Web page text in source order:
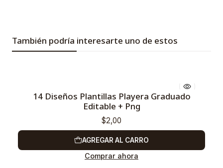
También podría interesarte uno de estos
14 Diseños Plantillas Playera Graduado
Editable + Png
$2,00
AGREGAR AL CARRO
Comprar ahora